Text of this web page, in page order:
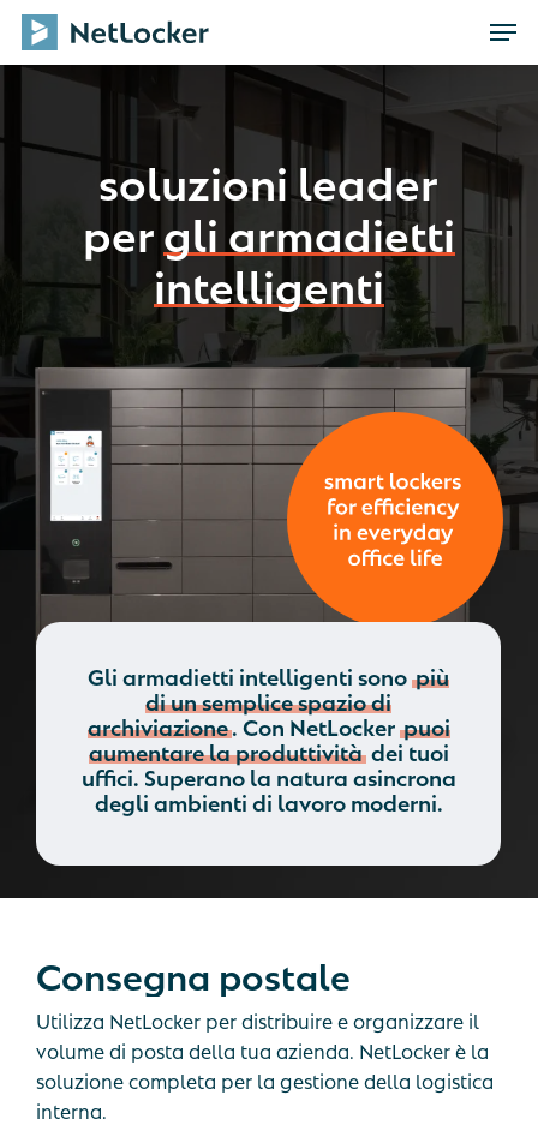
Skip
main
soluzioni leader
pergli armadietti
intelligenti
Gli armadietti intelligenti sonopiù
di un semplice spazio di
archiviazione. Con NetLocker puoi
aumentare la produttivitàdei tuoi
uffici. Superano la natura asincrona
degli ambienti di lavoro moderni.
Consegna postale
Utilizza NetLocker per distribuire e organizzare il
volume di posta della tua azienda. NetLocker è la
soluzione completa per la gestione della logistica
interna.